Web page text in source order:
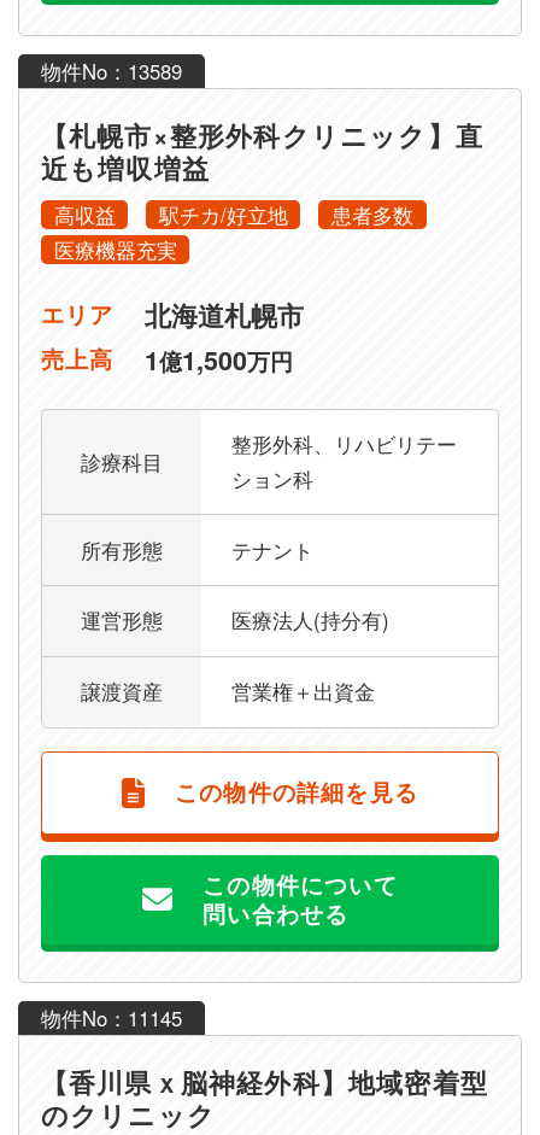
物件No：13589
【札幌市×整形外科クリニック】直
近も増収増益
高収益 駅チカ/好立地
患者多数
医療機器充実
エリア 北海道札幌市
売上高 1億1,500万円
診療科目
整形外科、リハビリテー
ション科
所有形態 テナント
運営形態 医療法人(持分有)
譲渡資産 営業権＋出資金
この物件の詳細を見る
この物件について
問い合わせる
物件No：11145
【香川県ｘ脳神経外科】地域密着型
のクリニック